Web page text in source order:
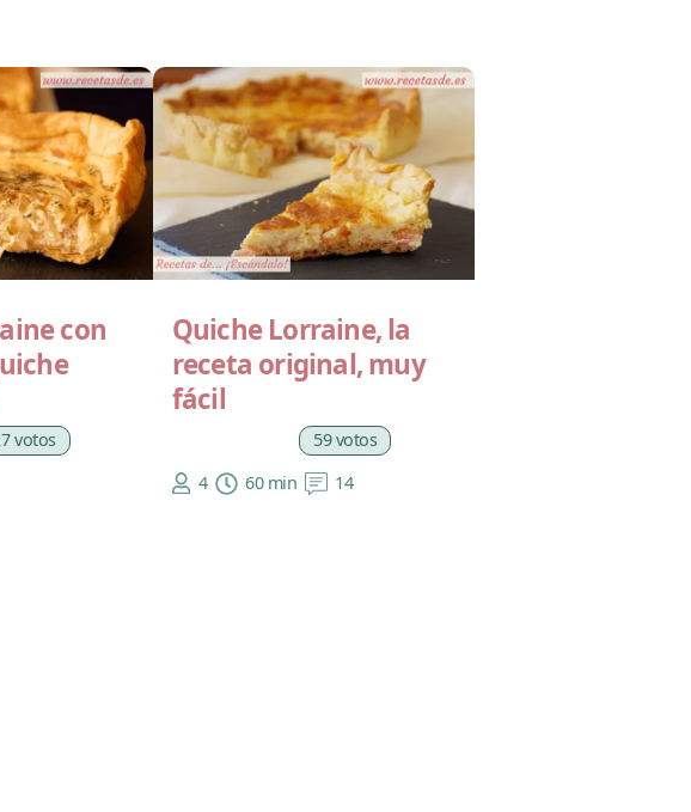
con
votos
Quiche Lorraine, la
receta original, muy
fácil
59 votos
4
60 min 14